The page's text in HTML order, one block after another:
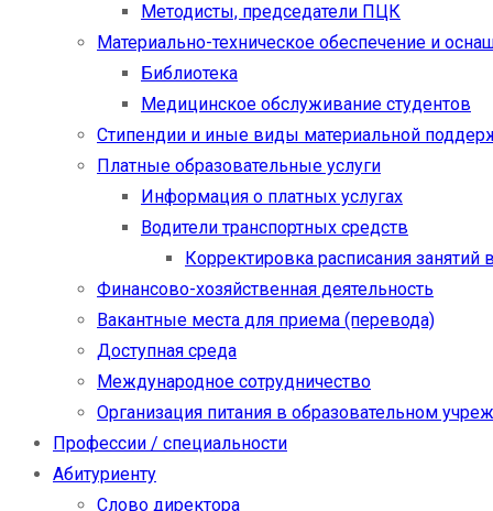
Методисты, председатели ПЦК
Материально-техническое обеспечение и
Библиотека
Медицинское обслуживание студентов
Стипендии и иные виды материальной
Платные образовательные услуги
Информация о платных услугах
Водители транспортных средств
Корректировка расписания занятий
Финансово-хозяйственная деятельность
Вакантные места для приема (перевода)
Доступная среда
Международное сотрудничество
Организация питания в образовательном
Профессии / специальности
Абитуриенту
Слово директора